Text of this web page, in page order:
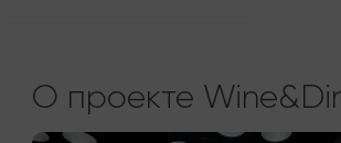
О проекте